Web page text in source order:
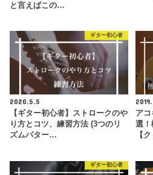
と言えばこの…
ギター初心者
2020.5.5
【ギター初心者】ストロークのや
り方とコツ、練習方法 (3つのリ
ズムパター…
ア
選！
【
ギター初心者